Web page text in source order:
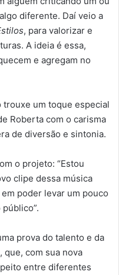
diferente. Daí veio a
, para valorizar e
A ideia é essa,
e agregam no
trouxe um toque especial
Roberta com o carisma
de diversão e sintonia.
o projeto: “Estou
clipe dessa música
poder levar um pouco
prova do talento e da
, que, com sua nova
entre diferentes